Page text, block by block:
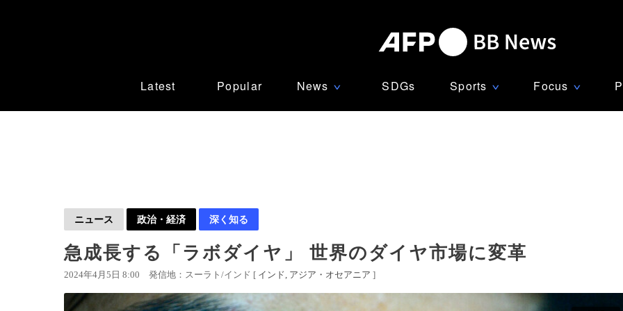
Latest Popular News ∨ SDGs Sports ∨ Focus ∨
ニュース 政治・経済 深く知る
急成長する「ラボダイヤ」 世界のダイヤ市場に変革
2024年4月5日 8:00 発信地：スーラト/インド [ インド アジア・オセアニア ]